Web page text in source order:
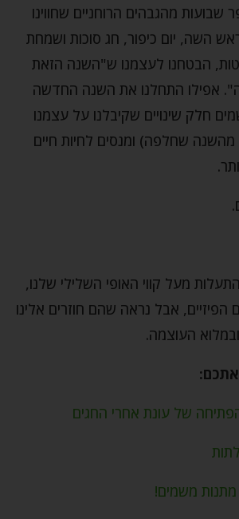
שבועות מהגבהים הרוחניים שחווינו
השה, יום כיפור, חג סוכות ושמחת
הבטחנו לעצמנו ש"השנה הזאת
אפילו התחלנו את השנה החדשה
חלק שינויים שקיבלנו על עצמנו
מהשנה שחלפה) ומנסים לחיות חיים
מעל קווי האופי השלילי שלנו,
הפיזיים, אבל נראה שהם חוזרים אלינו
העוצמה.
אתכם:
של עונת אחרי החגים
משמים!